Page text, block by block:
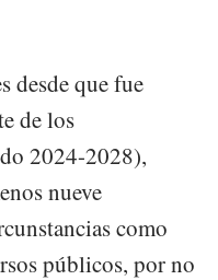
desde que fue
de los
2024-2028),
nueve
como
públicos, por no